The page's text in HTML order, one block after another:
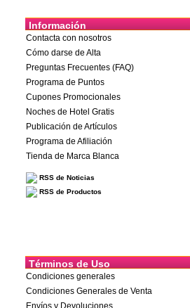
Información
Contacta con nosotros
Cómo darse de Alta
Preguntas Frecuentes (FAQ)
Programa de Puntos
Cupones Promocionales
Noches de Hotel Gratis
Publicación de Artículos
Programa de Afiliación
Tienda de Marca Blanca
RSS de Noticias
RSS de Productos
Términos de Uso
Condiciones generales
Condiciones Generales de Venta
Envíos y Devoluciones